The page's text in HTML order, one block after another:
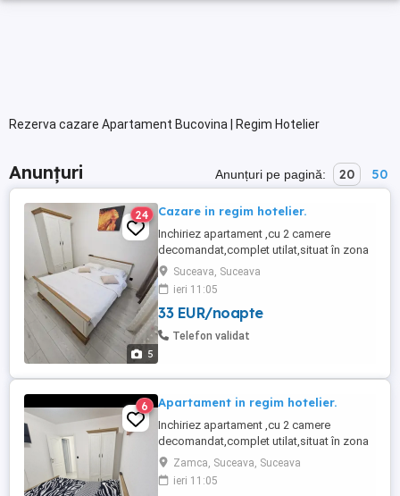
Rezerva cazare Apartament Bucovina | Regim Hotelier
Anunțuri Anunțuri pe pagină: 20 50
5
24 Cazare in regim hotelier.
Inchiriez apartament ,cu 2 camere
decomandat,complet utilat,situat în zona
centrala.Foarte aproape de spitalul
Județean,piață,primărie,politie. Va este
pus la dispozitie: -2 paturi matrimoniale
160-200, -plita,cuptor cu
microunde,masina de spalat rufe,fier de
Suceava, Suceava
ieri 11:05
33 EUR/noapte
Telefon validat
6 Apartament in regim hotelier.
Inchiriez apartament ,cu 2 camere
decomandat,complet utilat,situat în zona
centrala.Foarte aproape de spitalul
Județean,piață,primărie,politie. Va este
pus la dispozitie: -2 paturi matrimoniale
Zamca, Suceava, Suceava
ieri 11:05